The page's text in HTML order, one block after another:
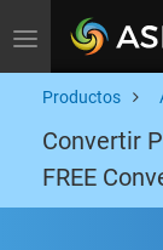
Toggle navigation
Productos
Convertir
FREE